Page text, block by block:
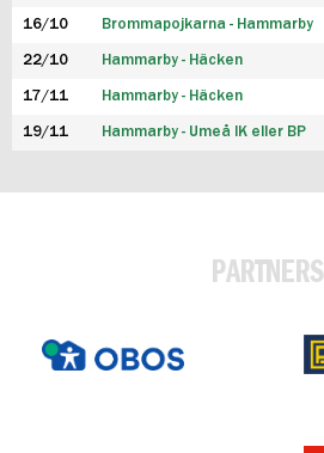
16/10 Brommapojkarna - Hammarby
22/10 Hammarby - Häcken
17/11 Hammarby - Häcken
19/11 Hammarby - Umeå IK eller BP
PARTNERS